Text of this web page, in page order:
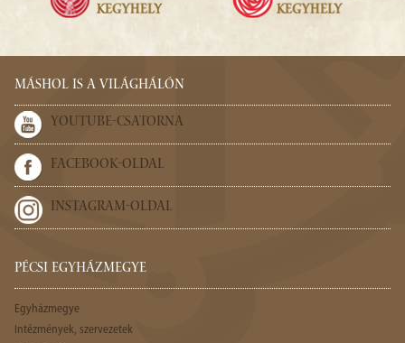
MÁSHOL IS A VILÁGHÁLÓN
YOUTUBE-CSATORNA
FACEBOOK-OLDAL
INSTAGRAM-OLDAL
PÉCSI EGYHÁZMEGYE
Egyházmegye
Intézmények, szervezetek